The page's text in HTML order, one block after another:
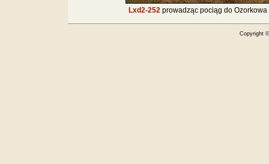
Lxd2-252prowadząc pociąg do
Copyright